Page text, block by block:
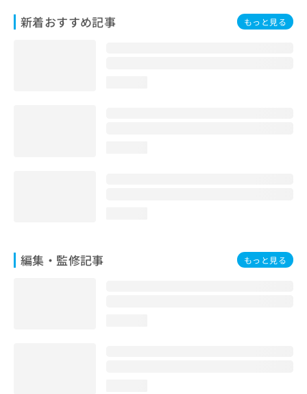
新着おすすめ記事 もっと見る
編集・監修記事 もっと見る
問